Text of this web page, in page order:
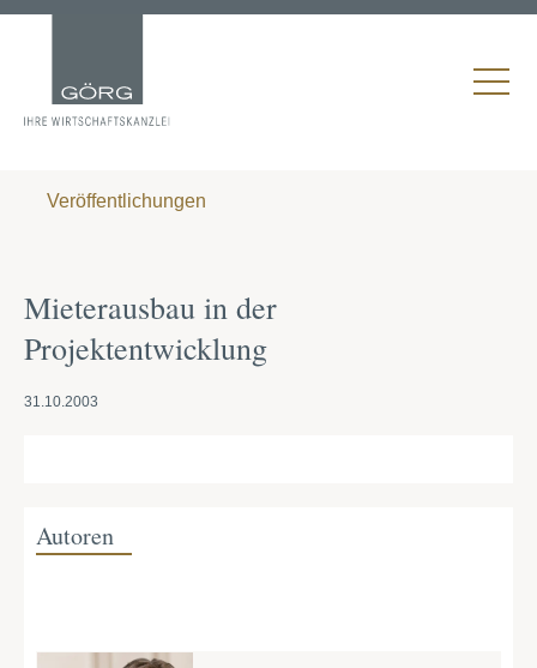
Veröffentlichungen
Mieterausbau in der
Projektentwicklung
31.10.2003
Autoren